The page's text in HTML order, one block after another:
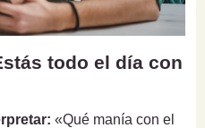
todo el día con
«Qué manía con el